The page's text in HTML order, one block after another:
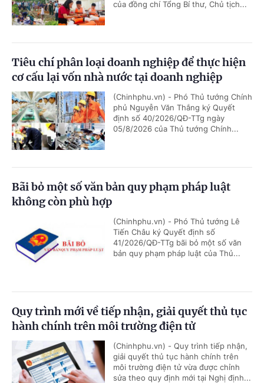
của đồng chí Tổng Bí thư, Chủ tịch...
Tiêu chí phân loại doanh nghiệp để thực hiện
cơ cấu lại vốn nhà nước tại doanh nghiệp
(Chinhphu.vn) - Phó Thủ tướng Chính
phủ Nguyễn Văn Thắng ký Quyết
định số 40/2026/QĐ-TTg ngày
05/8/2026 của Thủ tướng Chính...
Bãi bỏ một số văn bản quy phạm pháp luật
không còn phù hợp
(Chinhphu.vn) - Phó Thủ tướng Lê
Tiến Châu ký Quyết định số
41/2026/QĐ-TTg bãi bỏ một số văn
bản quy phạm pháp luật của Thủ...
Quy trình mới về tiếp nhận, giải quyết thủ tục
hành chính trên môi trường điện tử
(Chinhphu.vn) - Quy trình tiếp nhận,
giải quyết thủ tục hành chính trên
môi trường điện tử vừa được chỉnh
sửa theo quy định mới tại Nghị định...